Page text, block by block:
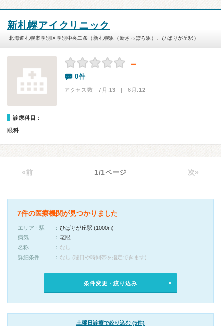
新札幌アイクリニック
北海道札幌市厚別区厚別中央二条（新札幌駅（新さっぽろ駅）、ひばりが丘駅）
－
0件
アクセス数 7月:13 | 6月:12
診療科目：
眼科
«前 1/1ページ 次»
7件の医療機関が見つかりました
エリア・駅
ひばりが丘駅 (1000m)
病気
老眼
名称
なし
詳細条件
なし (曜日や時間帯を指定できます)
条件変更・絞り込み
土曜日診療で絞り込む (5件)